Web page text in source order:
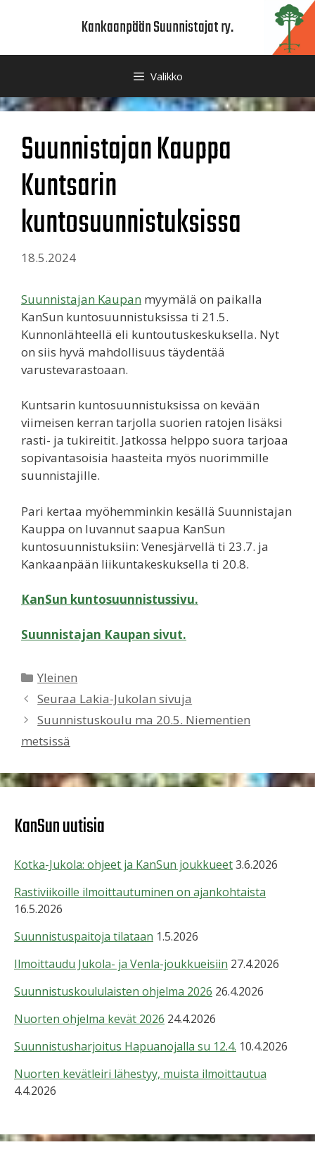
Kankaanpään Suunnistajat ry.
Valikko
Suunnistajan Kauppa
Kuntsarin
kuntosuunnistuksissa
18.5.2024
Suunnistajan Kaupan myymälä on paikalla
KanSun kuntosuunnistuksissa ti 21.5.
Kunnonlähteellä eli kuntoutuskeskuksella. Nyt
on siis hyvä mahdollisuus täydentää
varustevarastoaan.
Kuntsarin kuntosuunnistuksissa on kevään
viimeisen kerran tarjolla suorien ratojen lisäksi
rasti- ja tukireitit. Jatkossa helppo suora tarjoaa
sopivantasoisia haasteita myös nuorimmille
suunnistajille.
Pari kertaa myöhemminkin kesällä Suunnistajan
Kauppa on luvannut saapua KanSun
kuntosuunnistuksiin: Venesjärvellä ti 23.7. ja
Kankaanpään liikuntakeskuksella ti 20.8.
KanSun kuntosuunnistussivu.
Suunnistajan Kaupan sivut.
Kategoriat
Yleinen
Seuraa Lakia-Jukolan sivuja
Suunnistuskoulu ma 20.5. Niementien
metsissä
KanSun uutisia
Kotka-Jukola: ohjeet ja KanSun joukkueet3.6.2026
Rastiviikoille ilmoittautuminen on ajankohtaista
16.5.2026
Suunnistuspaitoja tilataan 1.5.2026
Ilmoittaudu Jukola- ja Venla-joukkueisiin 27.4.2026
Suunnistuskoululaisten ohjelma 2026 26.4.2026
Nuorten ohjelma kevät 2026 24.4.2026
Suunnistusharjoitus Hapuanojalla su 12.4. 10.4.2026
Nuorten kevätleiri lähestyy, muista ilmoittautua
4.4.2026